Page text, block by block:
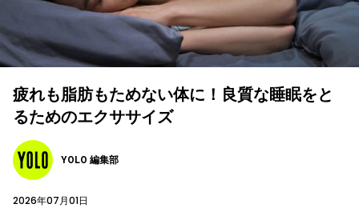
疲れも脂肪もためない体に！良質な睡眠をと
るためのエクササイズ
YOLO 編集部
2026年07月01日